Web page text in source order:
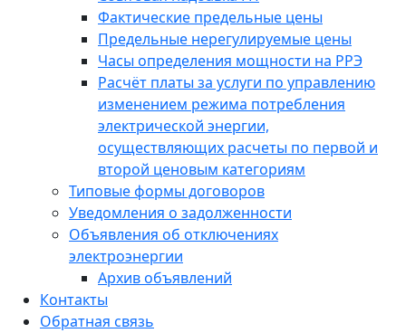
Фактические предельные цены
Предельные нерегулируемые цены
Часы определения мощности на РРЭ
Расчёт платы за услуги по управлению
изменением режима потребления
электрической энергии,
осуществляющих расчеты по первой и
второй ценовым категориям
Типовые формы договоров
Уведомления о задолженности
Объявления об отключениях
электроэнергии
Архив объявлений
Контакты
Обратная связь